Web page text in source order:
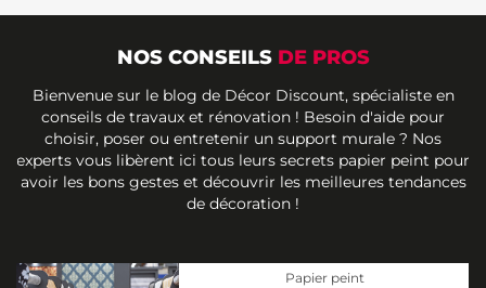
NOS CONSEILS DE PROS
Bienvenue sur le blog de Décor Discount, spécialiste en
conseils de travaux et rénovation ! Besoin d'aide pour
choisir, poser ou entretenir un support murale ? Nos
experts vous libèrent ici tous leurs secrets papier peint pour
avoir les bons gestes et découvrir les meilleures tendances
de décoration !
Papier peint